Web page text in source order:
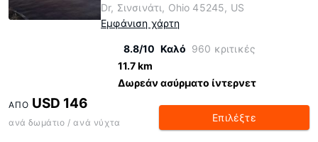
Dr, Σινσινάτι, Ohio 45245, US
Εμφάνιση χάρτη
8.8/10 Καλό 960 κριτικές
11.7 km
Δωρεάν ασύρματο ίντερνετ
ΑΠΌ USD 146
ανά δωμάτιο / ανά νύχτα Επιλέξτε